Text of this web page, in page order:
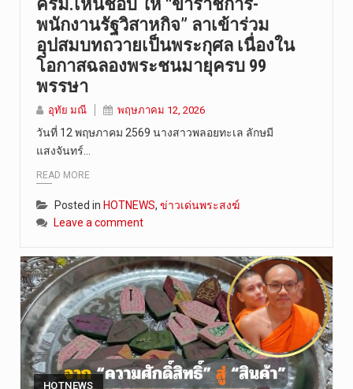
การประกาศใ…
วันที่ 8 ส…
ครม.เห็นชอบ ให้ “ข้าราชการ-
พนักงานรัฐวิสาหกิจ” ลาเข้าร่วม
อุปสมบทถวายเป็นพระกุศล เนื่องใน
โอกาสฉลองพระชนมายุครบ 99
พรรษา
อุทัย มณี พฤษภาคม 12, 2026
วันที่ 12 พฤษภาคม 2569 นางสาวพลอยทะเล ลักษมี
แสงจันทร์…
READ MORE
Posted in HOTNEWS, ข่าวเด่นพระสงฆ์
Leave a comment
HOTNEWS